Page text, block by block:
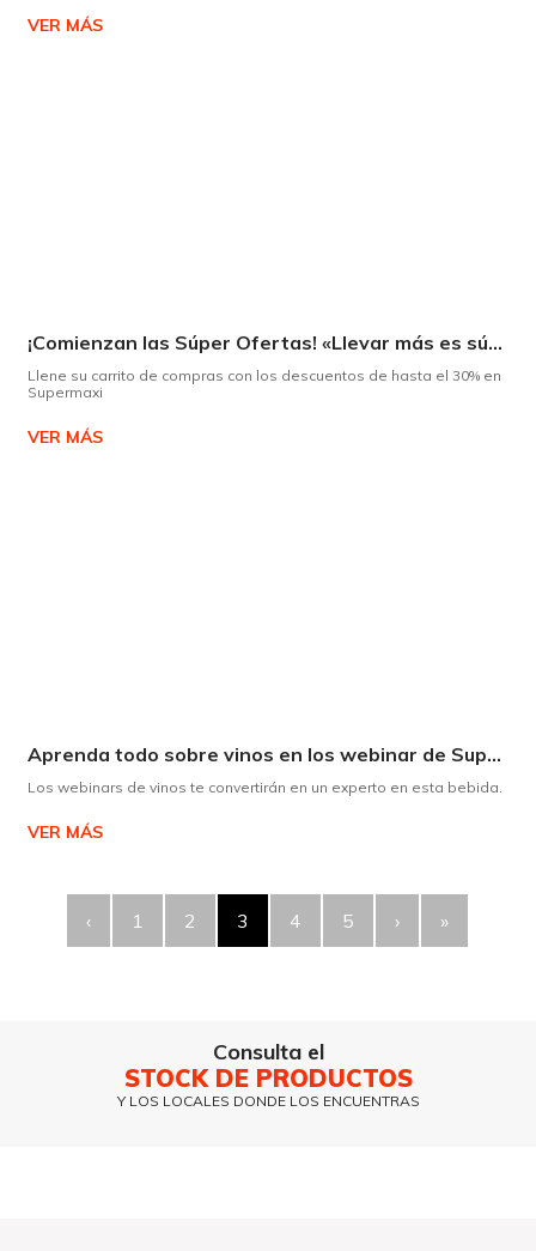
VER MÁS
¡Comienzan las Súper Ofertas! «Llevar más es súper»
Llene su carrito de compras con los descuentos de hasta el 30% en
Supermaxi
VER MÁS
Aprenda todo sobre vinos en los webinar de Supermaxi
Los webinars de vinos te convertirán en un experto en esta bebida.
VER MÁS
‹ 1 2 3 4 5 › »
Consulta el
STOCK DE PRODUCTOS
Y LOS LOCALES DONDE LOS ENCUENTRAS